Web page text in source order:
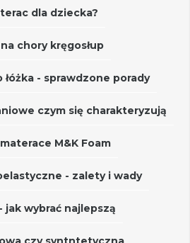
dla dziecka?
chory kręgosłup
- sprawdzone porady
czym się charakteryzują
M&K Foam
- zalety i wady
jak wybrać najlepszą